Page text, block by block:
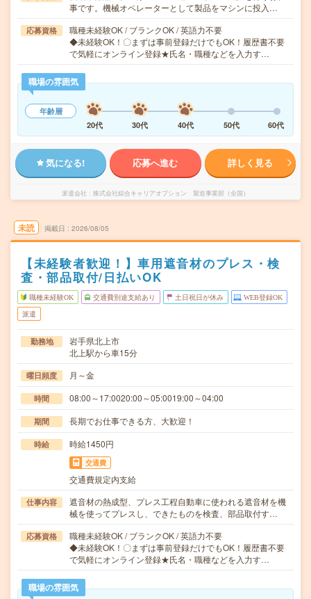
事です。機械オペレーターとして製品をマシンに投入…
応募資格
職種未経験OK / ブランクOK / 英語力不要
◆未経験OK！〇まずは事前登録だけでもOK！履歴書不要
で気軽にオンライン登録★氏名・職種などを入力す…
職場の雰囲気
年齢層
20代
30代 40代 50代 60代
気になる! 応募へ進む 詳しく見る
派遣会社 株式会社綜合キャリアオプション 製造事業部（全国）
未読 掲載日 2026/08/05
【未経験者歓迎！】車用遮音材のプレス・検
査・部品取付/日払いOK
職種未経験OK 交通費別途支給あり 土日祝日が休み WEB登録OK
派遣
勤務地
岩手県北上市
北上駅から車15分
曜日頻度 月～金
時間 08:00～17:0020:00～05:0019:00～04:00
期間 長期でお仕事できる方、大歓迎！
時給 時給1450円
交通費
交通費規定内支給
仕事内容
遮音材の熱成型、プレス工程自動車に使われる遮音材を機
械を使ってプレスし、できたものを検査、部品取付す…
応募資格
職種未経験OK / ブランクOK / 英語力不要
◆未経験OK！〇まずは事前登録だけでもOK！履歴書不要
で気軽にオンライン登録★氏名・職種などを入力す…
職場の雰囲気